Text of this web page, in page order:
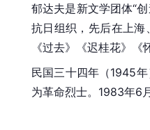
郁达夫是新文学团体“
抗日组织，先后在上海
《过去》《迟桂花》《
民国三十四年（1945
为革命烈士。1983年6